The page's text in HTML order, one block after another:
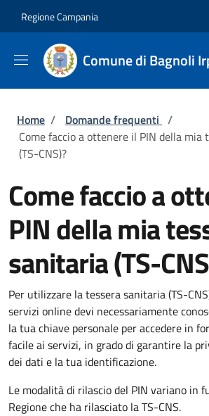
Regione Campania
Comune di Bagnoli
Briciole di pane
Home / Domande frequenti /
Come faccio a ottenere il PIN della mia
(TS-CNS)?
Come faccio a
PIN della mia
sanitaria (TS-
Per utilizzare la tessera sanitaria (TS-
servizi online devi necessariamente
la tua chiave personale per accedere in
facile ai servizi, in grado di garantire la
dei dati e la tua identificazione.
Le modalità di rilascio del PIN variano in
Regione che ha rilasciato la TS-CNS.